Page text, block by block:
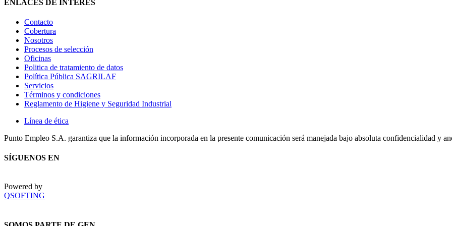
ENLACES DE INTERÉS
Contacto
Cobertura
Nosotros
Procesos de selección
Oficinas
Politica de tratamiento de datos
Política Pública SAGRILAF
Servicios
Términos y condiciones
Reglamento de Higiene y Seguridad Industrial
Línea de ética
Punto Empleo S.A. garantiza que la información incorporada en la presente comunicación será manejada bajo absoluta confidencialidad y
SÍGUENOS EN
Powered by
QSOFTING